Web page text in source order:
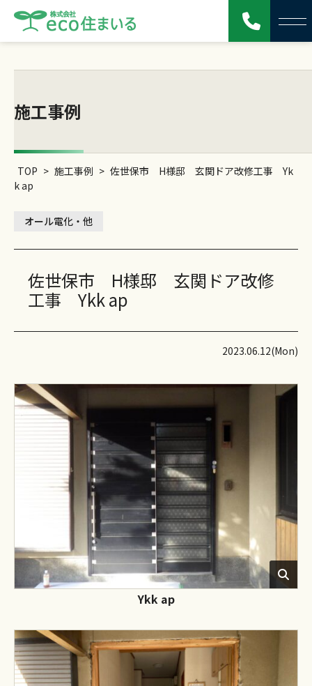
施工事例
TOP > 施工事例 > 佐世保市 H様邸 玄関ドア改修工事 Yk
k ap
オール電化・他
佐世保市 H様邸 玄関ドア改修
工事 Ykk ap
2023.06.12(Mon)
Ykk ap